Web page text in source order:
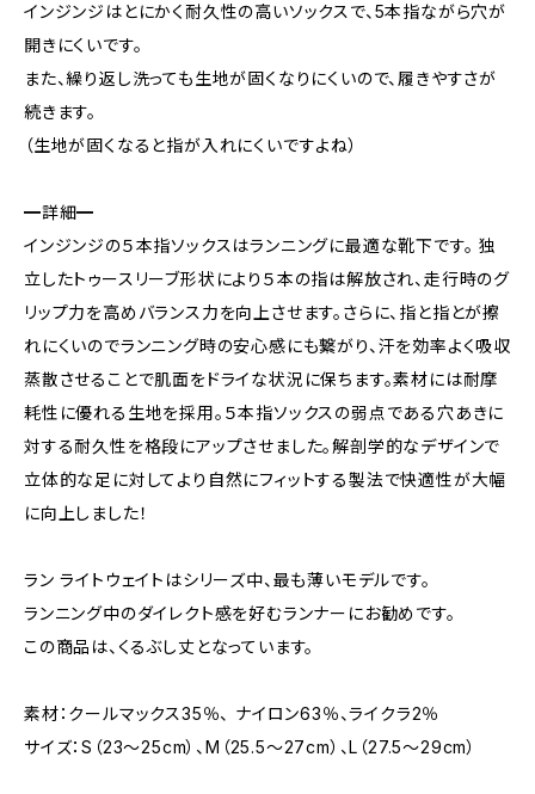
インジンジはとにかく耐久性の高いソックスで、5本指ながら穴が
開きにくいです。
また、繰り返し洗っても生地が固くなりにくいので、履きやすさが
続きます。
（生地が固くなると指が入れにくいですよね）
━詳細━
インジンジの５本指ソックスはランニングに最適な靴下です。 独
立したトゥースリーブ形状により５本の指は解放され、走行時のグ
リップ力を高めバランス力を向上させます。さらに、指と指とが擦
れにくいのでランニング時の安心感にも繋がり、汗を効率よく吸収
蒸散させることで肌面をドライな状況に保ちます。素材には耐摩
耗性に優れる生地を採用。５本指ソックスの弱点である穴あきに
対する耐久性を格段にアップさせました。解剖学的なデザインで
立体的な足に対してより自然にフィットする製法で快適性が大幅
に向上しました！
ラン ライトウェイトはシリーズ中、最も薄いモデルです。
ランニング中のダイレクト感を好むランナーにお勧めです。
この商品は、くるぶし丈となっています。
素材：クールマックス35％、 ナイロン63％、ライクラ2％
サイズ：S（23〜25cm）、M（25.5〜27cm）、L（27.5〜29cm）